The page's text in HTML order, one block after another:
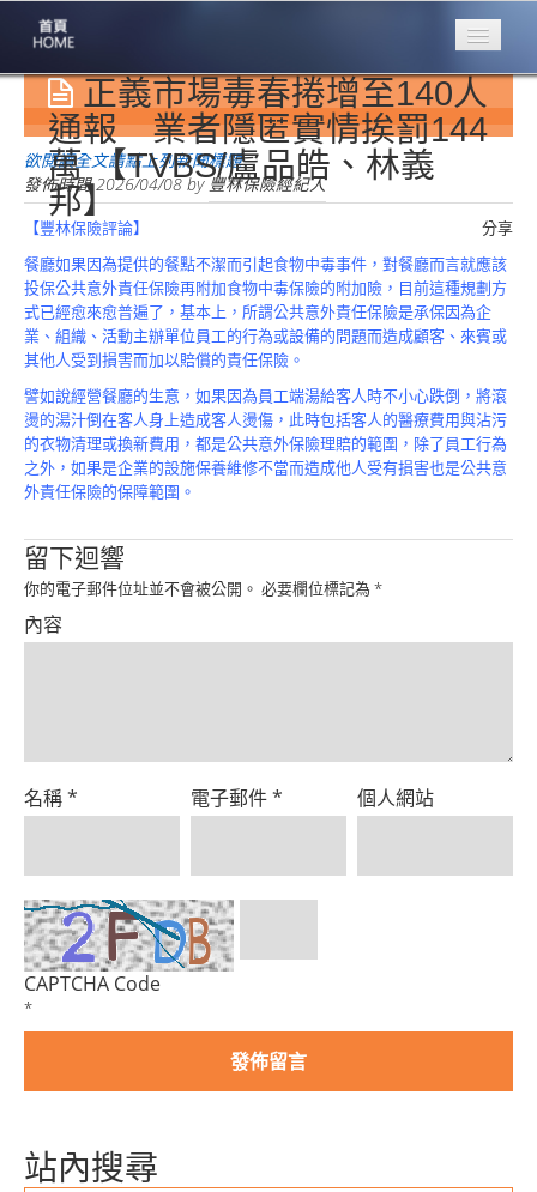
專業豐林
Professional
保險大家談
1386集
台灣商業保險
第一品牌
關於豐林
About
服務項目
Service
火災保額
估算系統
Product
正義市場毒春捲增至140人
通報 業者隱匿實情挨罰144
萬 【TVBS/盧品皓、林義
邦】
欲閱讀全文請點上列新聞標題
發佈時間2026/04/08by豐林保險經紀人
分享
【豐林保險評論】
餐廳如果因為提供的餐點不潔而引起食物中毒事件，對餐廳而言就應該
投保公共意外責任保險再附加食物中毒保險的附加險，目前這種規劃方
式已經愈來愈普遍了，基本上，所謂公共意外責任保險是承保因為企
業、組織、活動主辦單位員工的行為或設備的問題而造成顧客、來賓或
其他人受到損害而加以賠償的責任保險。
譬如說經營餐廳的生意，如果因為員工端湯給客人時不小心跌倒，將滾
燙的湯汁倒在客人身上造成客人燙傷，此時包括客人的醫療費用與沾污
的衣物清理或換新費用，都是公共意外保險理賠的範圍，除了員工行為
之外，如果是企業的設施保養維修不當而造成他人受有損害也是公共意
外責任保險的保障範圍。
留下迴響
你的電子郵件位址並不會被公開。 必要欄位標記為 *
內容
名稱* 電子郵件* 個人網站
CAPTCHA Code
*
站內搜尋